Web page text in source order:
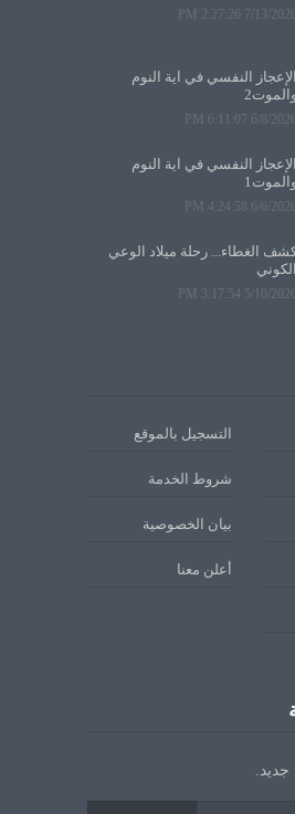
7/13/2026 2:27:26 PM
الإعجاز النفسي في آية النوم
6/8/2026 6:11:07 PM
الإعجاز النفسي في آية النوم
6/6/2026 4:24:58 PM
الغطاء... رحلة ميلاد الوعي
الكوني
5/10/2026 3:17:54 PM
التسجيل بالموقع
شروط الخدمة
بيان الخصوصية
أعلن معنا